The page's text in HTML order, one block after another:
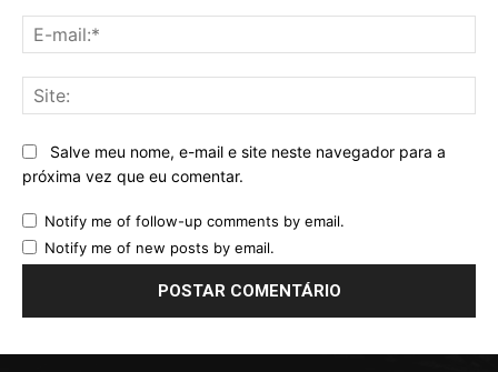
Salve meu nome, e-mail e site neste navegador para a
próxima vez que eu comentar.
Notify me of follow-up comments by email.
Notify me of new posts by email.